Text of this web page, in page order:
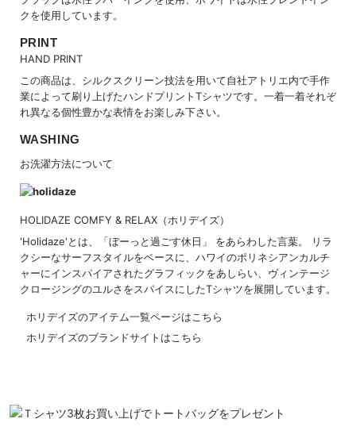
クを使用しています。
PRINT
HAND PRINT
この商品は、シルクスクリーン技法を用いて自社アトリエ内で手作
業によって刷り上げたハンドプリントTシャツです。一着一着それぞ
れ異なる個性豊かな表情をお楽しみ下さい。
WASHING
お洗濯方法について
HOLIDAZE COMFY & RELAX（ホリデイズ）
'Holidaze'とは、「ぼーっと過ごす休日」 をあらわした言葉。 リラ
クシーなサーフスタイルをベースに、ハワイのポリネシアンカルチ
ャーにインスパイアされたグラフィックをあしらい、ヴィンテージ
クロージングのユルさをスパイスにしたTシャツを展開しています。
ホリデイズのアイテム一覧ページはこちら
ホリデイズのブランドサイトはこちら